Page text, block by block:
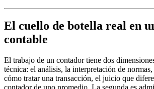
El cuello de botella real en
contable
El trabajo de un contador tiene dos
técnica: el análisis, la interpretación de
cómo tratar una transacción, el juicio que